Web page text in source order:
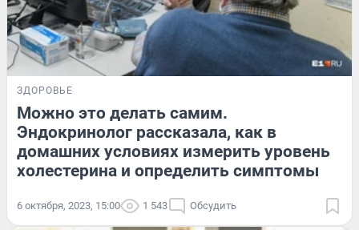
ЗДОРОВЬЕ
Можно это делать самим.
Эндокринолог рассказала, как в
домашних условиях измерить уровень
холестерина и определить симптомы
6 октября, 2023, 15:00 1 543 Обсудить